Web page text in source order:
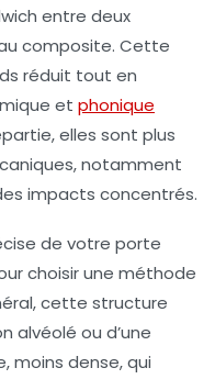
entre deux
composite. Cette
réduit tout en
et phonique
elles sont plus
notamment
impacts concentrés.
de votre porte
choisir une méthode
cette structure
alvéolé ou d’une
moins dense, qui